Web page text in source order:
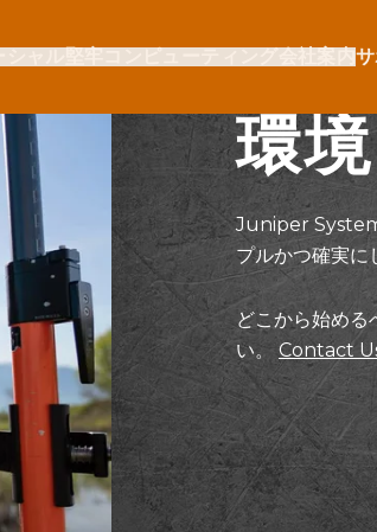
環境
Juniper
プルかつ確実に
どこから始め
い。 Contact